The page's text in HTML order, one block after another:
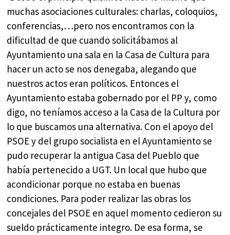
muchas asociaciones culturales: charlas, coloquios,
conferencias,…pero nos encontramos con la
dificultad de que cuando solicitábamos al
Ayuntamiento una sala en la Casa de Cultura para
hacer un acto se nos denegaba, alegando que
nuestros actos eran políticos. Entonces el
Ayuntamiento estaba gobernado por el PP y, como
digo, no teníamos acceso a la Casa de la Cultura por
lo que buscamos una alternativa. Con el apoyo del
PSOE y del grupo socialista en el Ayuntamiento se
pudo recuperar la antigua Casa del Pueblo que
había pertenecido a UGT. Un local que hubo que
acondicionar porque no estaba en buenas
condiciones. Para poder realizar las obras los
concejales del PSOE en aquel momento cedieron su
sueldo prácticamente integro. De esa forma, se